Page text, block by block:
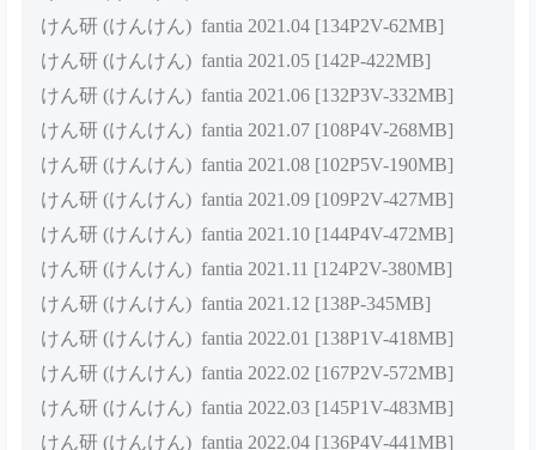
けん研 (けんけん) fantia 2020.09 [83P7V-258MB]
けん研 (けんけん) fantia 2020.10 [121P4V-93MB]
けん研 (けんけん) fantia 2020.11 [114P8V-164MB]
けん研 (けんけん) fantia 2020.12 [148P9V-194MB]
けん研 (けんけん) fantia 2021.01 [162P4V-74MB]
けん研 (けんけん) fantia 2021.02 [166P3V-158MB]
けん研 (けんけん) fantia 2021.03 [138P-20MB]
けん研 (けんけん) fantia 2021.04 [134P2V-62MB]
けん研 (けんけん) fantia 2021.05 [142P-422MB]
けん研 (けんけん) fantia 2021.06 [132P3V-332MB]
けん研 (けんけん) fantia 2021.07 [108P4V-268MB]
けん研 (けんけん) fantia 2021.08 [102P5V-190MB]
けん研 (けんけん) fantia 2021.09 [109P2V-427MB]